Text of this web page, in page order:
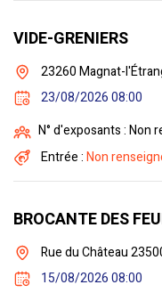
VIDE-GRENIERS
23260 Magnat-
23/08/2026 08:00
N° d'exposants : Non
Entrée :Non
BROCANTE DES
Rue du Château
15/08/2026 08:00